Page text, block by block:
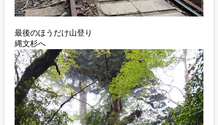
最後のほうだけ山登り
縄文杉へ